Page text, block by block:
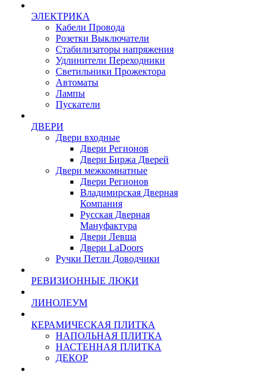
ЭЛЕКТРИКА
Кабели Провода
Розетки Выключатели
Стабилизаторы напряжения
Удлинители Переходники
Светильники Прожектора
Автоматы
Лампы
Пускатели
ДВЕРИ
Двери входные
Двери Регионов
Двери Биржа Дверей
Двери межкомнатные
Двери Регионов
Владимирская Дверная
Компания
Русская Дверная
Мануфактура
Двери Левша
Двери LaDoors
Ручки Петли Доводчики
РЕВИЗИОННЫЕ ЛЮКИ
ЛИНОЛЕУМ
КЕРАМИЧЕСКАЯ ПЛИТКА
НАПОЛЬНАЯ ПЛИТКА
НАСТЕННАЯ ПЛИТКА
ДЕКОР